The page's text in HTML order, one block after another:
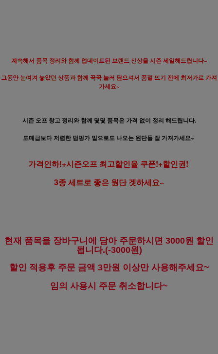
계속해서 품목 정리와 함께 업데이트된 브랜드 신상을 시즌 세일해드립니다~
그동안 눈여겨 놓았던 상품과 함께 꾹꾹 눌러 담으셔서 품절 뜨기 전에 최저가로 가져
가세요~
시즌 오프 창고 정리와 함께 몇몇 품목은 가격 없이 정리 해드립니다.
도매급보다 저렴한 덤핑가 밑으로도 나오는 원단들 잘 가져가세요~
가격인하!+시즌오프 최고할인율 쿠폰!+할인권!
3종 세트로 좋은 원단 겟하세요~
현재 품목을 장바구니에 담아 주문하시면 3000원 할인
됩니다.(-3000원)
할인 적용후 주문 금액 3만원 이상만 사용해주세요~
임의 사용시 주문 취소합니다~